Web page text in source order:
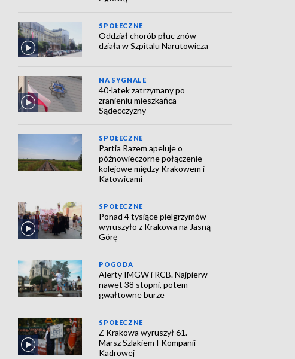
SPOŁECZNE
Oddział chorób płuc znów
działa w Szpitalu Narutowicza
NA SYGNALE
40-latek zatrzymany po
zranieniu mieszkańca
Sądecczyzny
SPOŁECZNE
Partia Razem apeluje o
późnowieczorne połączenie
kolejowe między Krakowem i
Katowicami
SPOŁECZNE
Ponad 4 tysiące pielgrzymów
wyruszyło z Krakowa na Jasną
Górę
POGODA
Alerty IMGW i RCB. Najpierw
nawet 38 stopni, potem
gwałtowne burze
SPOŁECZNE
Z Krakowa wyruszył 61.
Marsz Szlakiem I Kompanii
Kadrowej